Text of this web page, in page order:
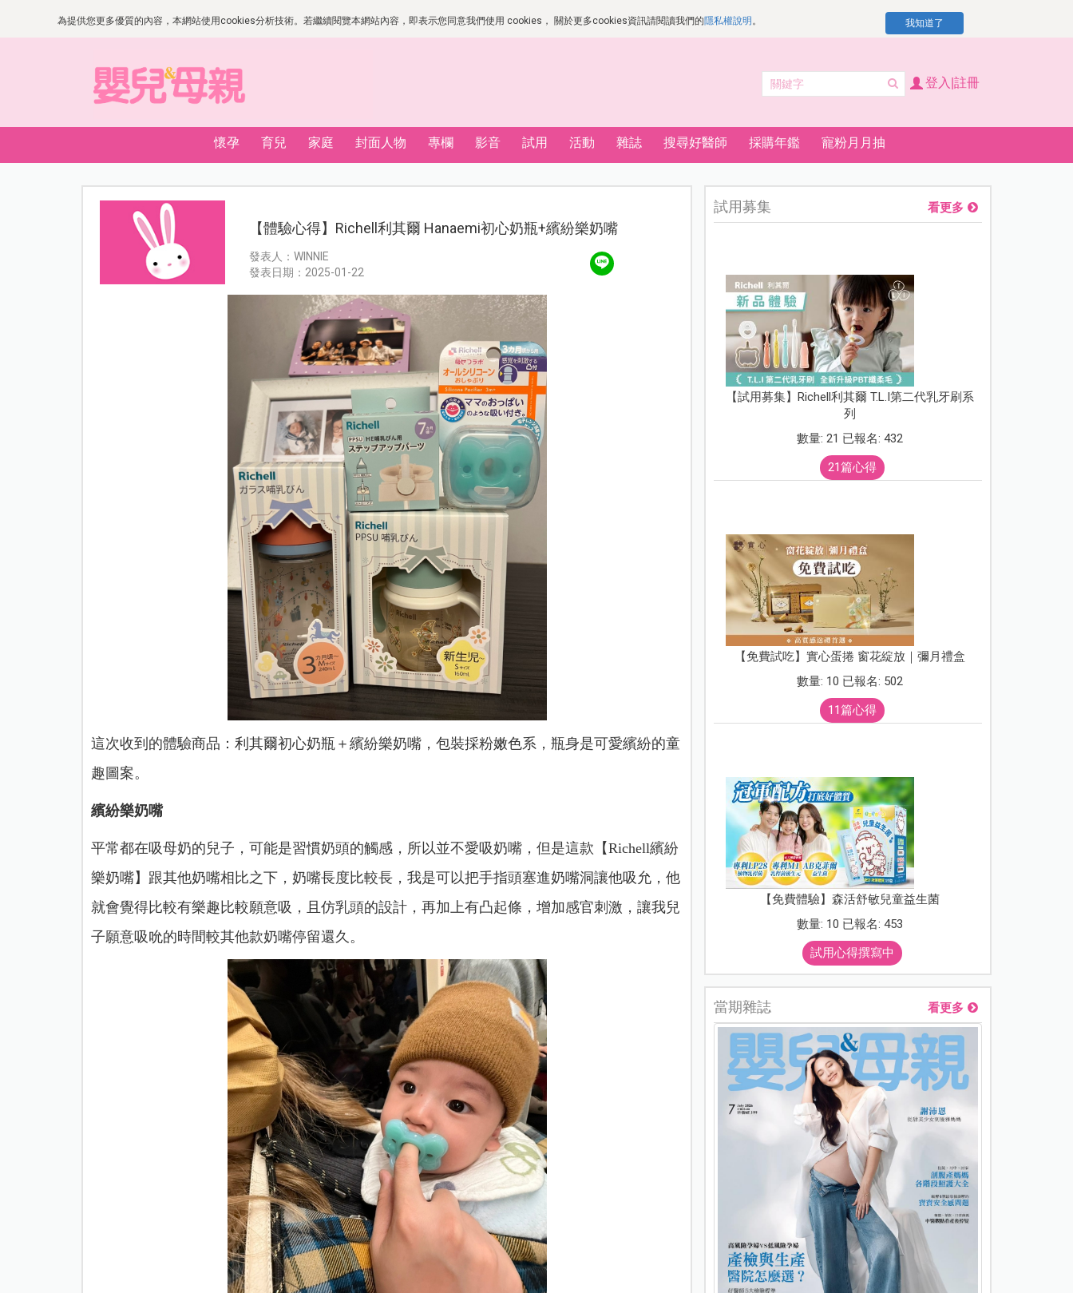
為提供您更多優質的內容，本網站使用cookies分析技術。若繼續閱覽本網站內容，即表示您同意我們使用 cookies， 關於更多cookies資訊請閱讀我們的隱私權說明 。 我知道了
登入|註冊
懷孕 育兒 家庭 封面人物 專欄 影音 試用 活動 雜誌 搜尋好醫師 採購年鑑 寵粉月月抽
【體驗心得】Richell利其爾 Hanaemi初心奶瓶+繽紛樂奶嘴
發表人：WINNIE
發表日期：2025-01-22
這次收到的體驗商品：利其爾初心奶瓶＋繽紛樂奶嘴，包裝採粉嫩色系，瓶身是可愛繽紛的童
趣圖案。
繽紛樂奶嘴
平常都在吸母奶的兒子，可能是習慣奶頭的觸感，所以並不愛吸奶嘴，但是這款【Richell繽紛
樂奶嘴】跟其他奶嘴相比之下，奶嘴長度比較長，我是可以把手指頭塞進奶嘴洞讓他吸允，他
就會覺得比較有樂趣比較願意吸，且仿乳頭的設計，再加上有凸起條，增加感官刺激，讓我兒
子願意吸吮的時間較其他款奶嘴停留還久。
試用募集 看更多
【試用募集】Richell利其爾 T.L.I第二代乳牙刷系
列
數量: 21 已報名: 432
21篇心得
【免費試吃】實心蛋捲 窗花綻放｜彌月禮盒
數量: 10 已報名: 502
11篇心得
【免費體驗】森活舒敏兒童益生菌
數量: 10 已報名: 453
試用心得撰寫中
當期雜誌 看更多